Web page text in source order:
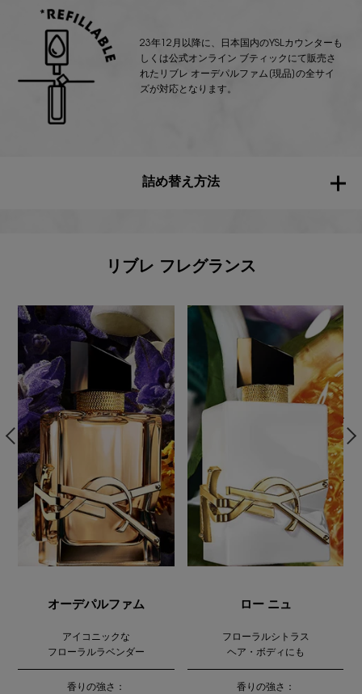
23年12月以降に、日本国内のYSLカウンターも
しくは公式オンライン ブティックにて販売さ
れたリブレ オーデパルファム[現品]の全サイ
ズが対応となります。
詰め替え方法
リブレ フレグランス
オーデパルファム
アイコニックな
フローラルラベンダー
香りの強さ：
ロー ニュ
フローラルシトラス
ヘア・ボディにも
香りの強さ：